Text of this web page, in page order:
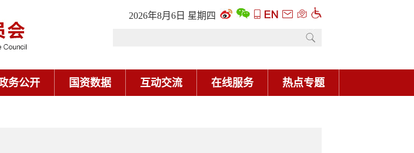
2026年8月6日 星期四
务公开 国资数据 互动交流 在线服务 热点专题